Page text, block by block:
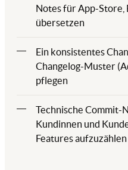
Notes für App-Store,
übersetzen
Ein konsistentes
Changelog-Muster
pflegen
Technische Commit-
Kundinnen und
Features aufzuzählen